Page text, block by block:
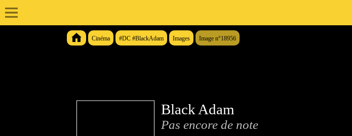
Cinéma #DC #BlackAdam Images Image n°18956
Black Adam
Pas encore de note